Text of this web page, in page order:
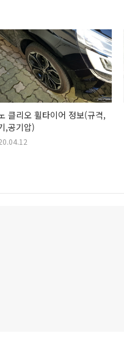
클리오 휠타이어 정보(규격,
,공기압)